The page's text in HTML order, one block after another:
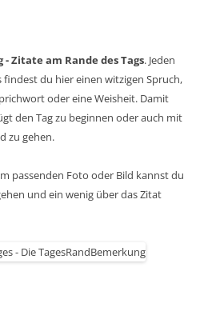
Zitate am Rande des Tags. Jeden
findest du hier einen witzigen Spruch,
oder eine Weisheit. Damit
den Tag zu beginnen oder auch mit
zu gehen.
passenden Foto oder Bild kannst du
und ein wenig über das Zitat